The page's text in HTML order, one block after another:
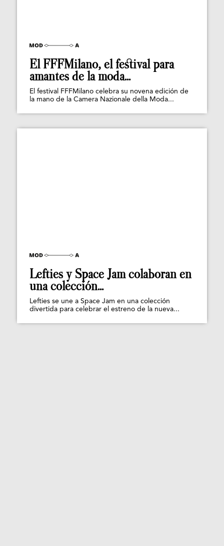
El FFFMilano, el festival para
amantes de la moda...
El festival FFFMilano celebra su novena edición de
la mano de la Camera Nazionale della Moda...
Lefties y Space Jam colaboran en
una colección...
Lefties se une a Space Jam en una colección
divertida para celebrar el estreno de la nueva...